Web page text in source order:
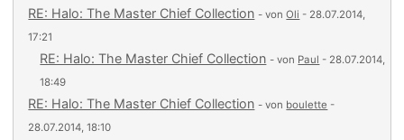
RE: Halo: The Master Chief Collection - vonOli - 28.07.2014,
17:21
RE: Halo: The Master Chief Collection - von Paul - 28.07.2014,
18:49
RE: Halo: The Master Chief Collection - von boulette -
28.07.2014, 18:10